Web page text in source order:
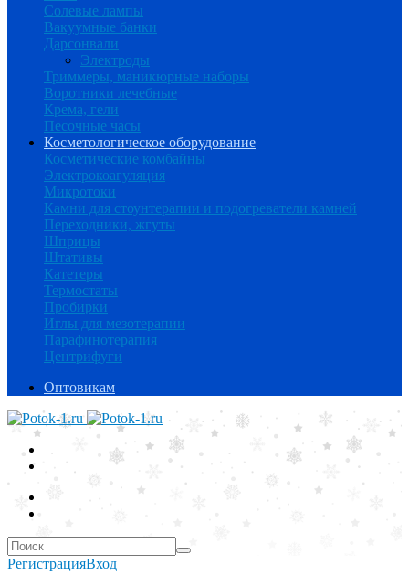
Солевые лампы
Вакуумные банки
Дарсонвали
Электроды
Триммеры, маникюрные наборы
Воротники лечебные
Крема, гели
Песочные часы
Косметологическое оборудование
Косметические комбайны
Электрокоагуляция
Микротоки
Камни для стоунтерапии и подогреватели камней
Переходники, жгуты
Шприцы
Штативы
Катетеры
Термостаты
Пробирки
Иглы для мезотерапии
Парафинотерапия
Центрифуги
Оптовикам
РегистрацияВход